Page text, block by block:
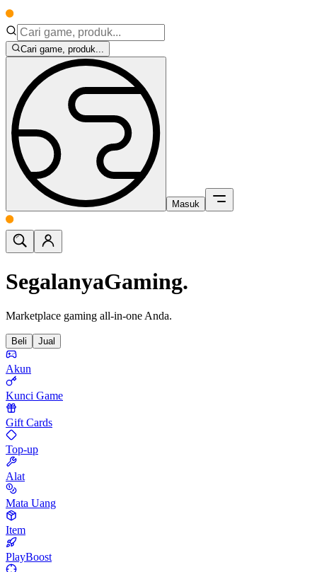
Cari game, produk...
Masuk
SegalanyaGaming.
Marketplace gaming all-in-one Anda.
Beli Jual
Akun
Kunci Game
Gift Cards
Top-up
Alat
Mata Uang
Item
PlayBoost